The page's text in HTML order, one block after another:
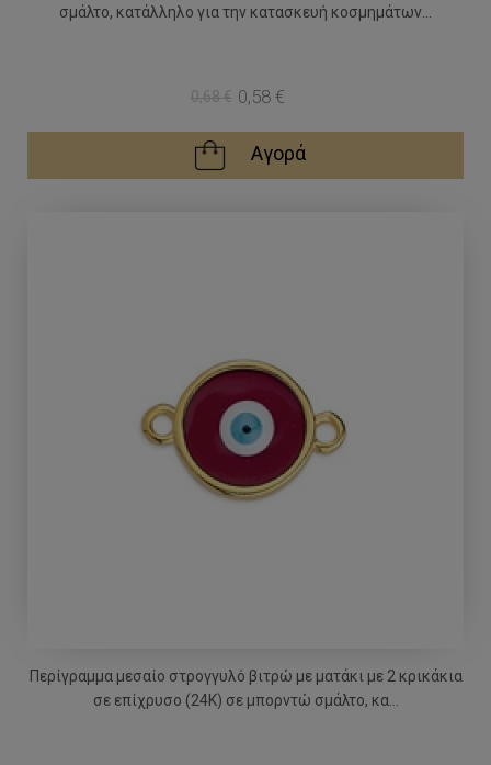
σμάλτο, κατάλληλο για την κατασκευή κοσμημάτων...
0,68 € 0,58 €
Αγορά
Περίγραμμα μεσαίο στρογγυλό βιτρώ με ματάκι με 2 κρικάκια
σε επίχρυσο (24Κ) σε μπορντώ σμάλτο, κα...